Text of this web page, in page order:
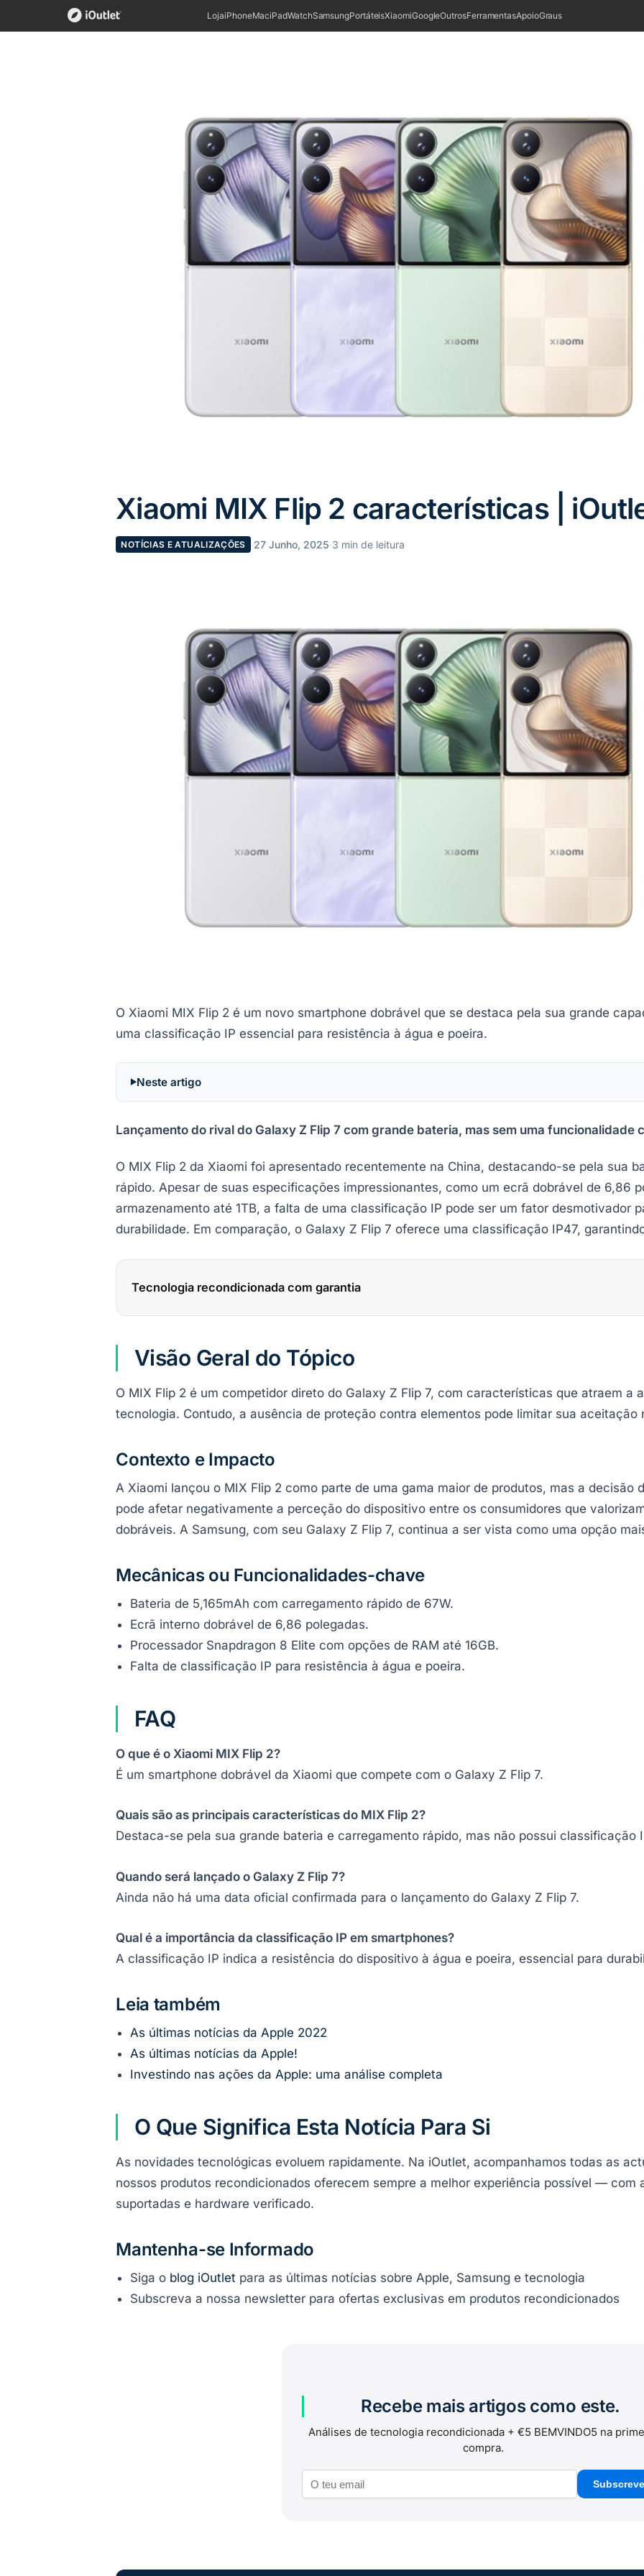
LojaiPhoneMaciPadWatchSamsungPortáteisXiaomiGoogleOutrosFerramentasApoioGraus
Xiaomi MIX Flip 2 características |
NOTÍCIAS E ATUALIZAÇÕES ·27 Junho, 2025·3 min de leitura
O Xiaomi MIX Flip 2 é um novo smartphone dobrável que se destaca pela sua grande
uma classificação IP essencial para resistência à água e poeira.
Neste artigo
Lançamento do rival do Galaxy Z Flip 7 com grande bateria, mas sem uma funcionalidade
O MIX Flip 2 da Xiaomi foi apresentado recentemente na China, destacando-se pela sua
rápido. Apesar de suas especificações impressionantes, como um ecrã dobrável de 6,86
armazenamento até 1TB, a falta de uma classificação IP pode ser um fator desmotivador
durabilidade. Em comparação, o Galaxy Z Flip 7 oferece uma classificação IP47,
Tecnologia recondicionada com garantia
Visão Geral do Tópico
O MIX Flip 2 é um competidor direto do Galaxy Z Flip 7, com características que atraem a
tecnologia. Contudo, a ausência de proteção contra elementos pode limitar sua aceitação
Contexto e Impacto
A Xiaomi lançou o MIX Flip 2 como parte de uma gama maior de produtos, mas a decisão
pode afetar negativamente a perceção do dispositivo entre os consumidores que
dobráveis. A Samsung, com seu Galaxy Z Flip 7, continua a ser vista como uma opção
Mecânicas ou Funcionalidades-chave
Bateria de 5,165mAh com carregamento rápido de 67W.
Ecrã interno dobrável de 6,86 polegadas.
Processador Snapdragon 8 Elite com opções de RAM até 16GB.
Falta de classificação IP para resistência à água e poeira.
FAQ
O que é o Xiaomi MIX Flip 2?
É um smartphone dobrável da Xiaomi que compete com o Galaxy Z Flip 7.
Quais são as principais características do MIX Flip 2?
Destaca-se pela sua grande bateria e carregamento rápido, mas não possui classificação
Quando será lançado o Galaxy Z Flip 7?
Ainda não há uma data oficial confirmada para o lançamento do Galaxy Z Flip 7.
Qual é a importância da classificação IP em smartphones?
A classificação IP indica a resistência do dispositivo à água e poeira, essencial para
Leia também
As últimas notícias da Apple 2022
As últimas notícias da Apple!
Investindo nas ações da Apple: uma análise completa
O Que Significa Esta Notícia Para Si
As novidades tecnológicas evoluem rapidamente. Na iOutlet, acompanhamos todas as
nossos produtos recondicionados oferecem sempre a melhor experiência possível — com
suportadas e hardware verificado.
Mantenha-se Informado
Siga o blog iOutlet para as últimas notícias sobre Apple, Samsung e tecnologia
Subscreva a nossa newsletter para ofertas exclusivas em produtos recondicionados
Recebe mais artigos como este.
Análises de tecnologia recondicionada + €5 BEMVINDO5 na
compra.